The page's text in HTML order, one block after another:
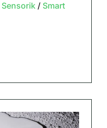
Sensorik/ Smart